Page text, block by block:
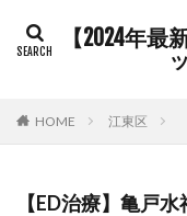
【2024年最
HOME 江東区
【ED治療】亀戸